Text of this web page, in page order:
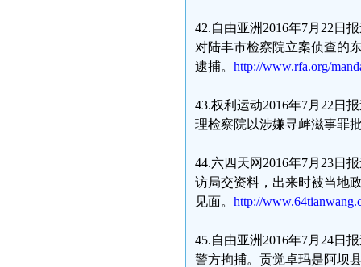
42.自由亚洲2016年7月22日
对陆丰市检察院立案侦查的
逮捕。 http://www.rfa.org/
43.权利运动2016年7月22日
理检察院以涉嫌寻衅滋事罪
44.六四天网2016年7月23日
访局交资料，出来时被当地
见面。 http://
45.自由亚洲2016年7月24日
警方拘捕。贡觉卓玛是阿坝